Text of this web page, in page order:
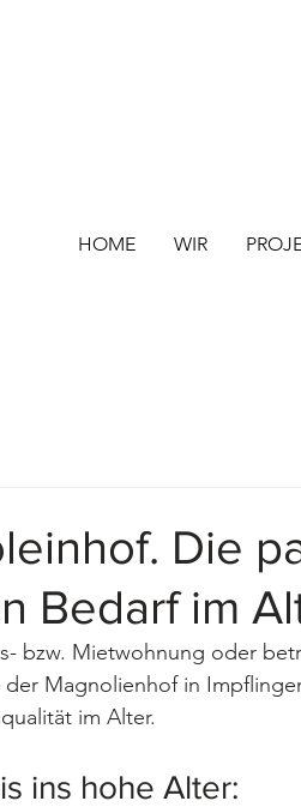
HOME WIR
Die
Bedarf im
bzw. Mietwohnung oder
Magnolienhof in
im Alter.
ins hohe Alter: